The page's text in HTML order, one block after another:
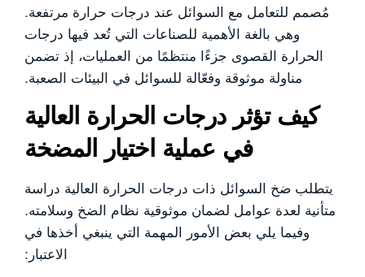
مُصمم للتعامل مع السوائل عند درجات حرارة مرتفعة.
وهي بالغة الأهمية للصناعات التي تُعد فيها درجات
الحرارة القصوى جزءًا منتظمًا من العمليات، إذ تضمن
مناولة موثوقة وفعّالة للسوائل في البيئات الصعبة.
كيف تؤثر درجات الحرارة العالية
في عملية اختيار المضخة
يتطلب ضخ السوائل ذات درجات الحرارة العالية دراسة
متأنية لعدة عوامل لضمان موثوقية نظام الضخ وسلامته.
وفيما يلي بعض الأمور المهمة التي ينبغي أخذها في
الاعتبار: